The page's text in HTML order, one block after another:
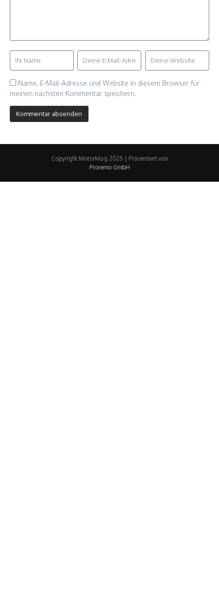
Name, E-Mail-Adresse und Website in diesem Browser für
meinen nächsten Kommentar speichern.
Copyright MotorMag 2025 | Präsentiert von
Proremo GmbH